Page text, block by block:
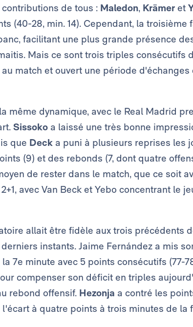
de tous : Maledon, Krämer et
(40-28, min. 14). Cependant, la troisième
facilitant une plus grande présence
Mais ce sont trois triples consécutifs
match et ouvert une période d'échanges
même dynamique, avec le Real Madrid
Sissoko a laissé une très bonne
que Deck a puni à plusieurs reprises les
(9) et des rebonds (7, dont quatre
de rester dans le match, que ce soit
avec Van Beck et Yebo concentrant le
allait être fidèle aux trois précédents
instants. Jaime Fernández a mis
7e minute avec 5 points consécutifs (77-
compenser son déficit en triples
rebond offensif. Hezonja a contré les
l'écart à quatre points à trois minutes de la